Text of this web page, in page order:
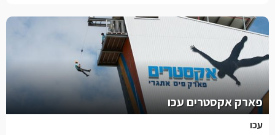
פארק אקסטרים עכו
עכו